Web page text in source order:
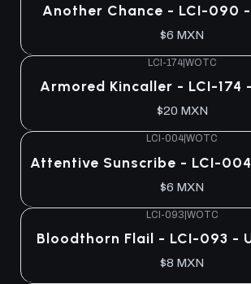
Another Chance - LCI-090
$6 MXN
LCI-174| WOTC
Armored Kincaller - LCI-174
$20 MXN
LCI-004 WOTC
Attentive Sunscribe - LCI-
$6 MXN
LCI-093|WOTC
Bloodthorn Flail - LCI-093 -
$8 MXN